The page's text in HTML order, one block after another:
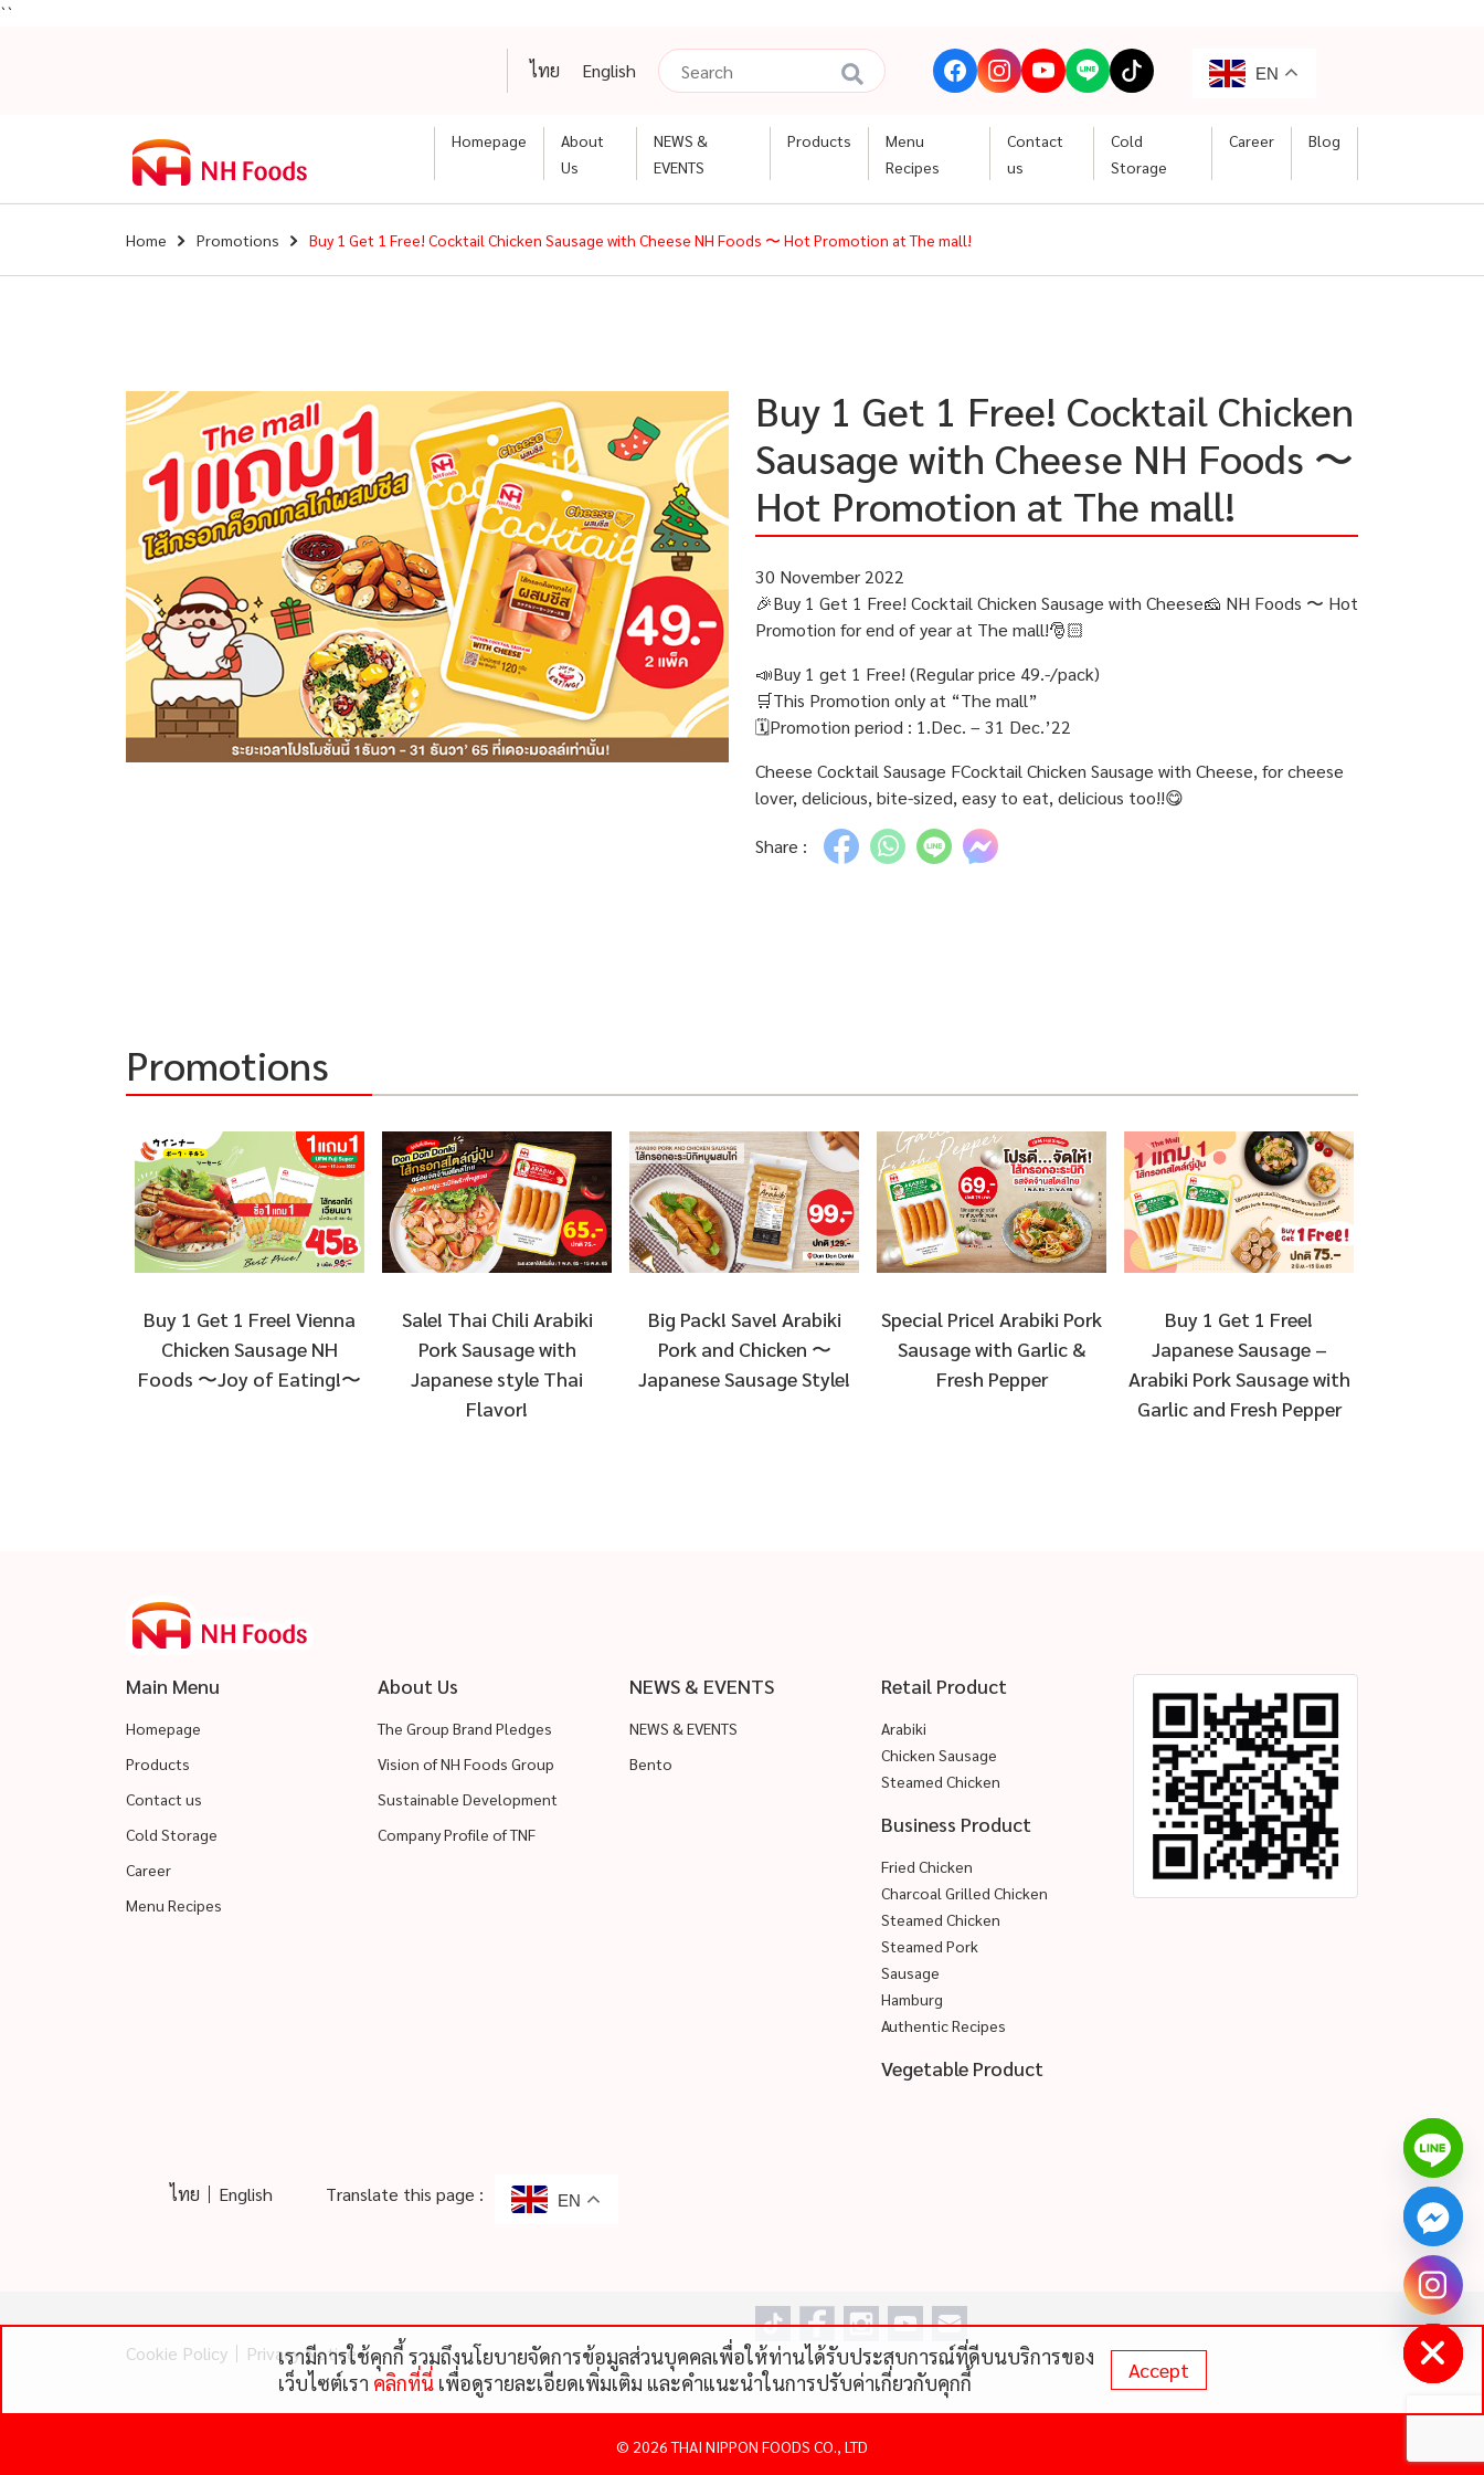
``
ไทย English EN
Homepage
About
Us
NEWS &
EVENTS
Products
Menu
Recipes
Contact
us
Cold
Storage
Career Blog
Home Promotions Buy 1 Get 1 Free! Cocktail Chicken Sausage with Cheese NH Foods 〜 Hot Promotion at The mall!
Buy 1 Get 1 Free! Cocktail Chicken
Sausage with Cheese NH Foods 〜
Hot Promotion at The mall!
30 November 2022
🎉Buy 1 Get 1 Free! Cocktail Chicken Sausage with Cheese🧀 NH Foods 〜 Hot
Promotion for end of year at The mall!🎅🏻
📣Buy 1 get 1 Free! (Regular price 49.-/pack)
🛒This Promotion only at “The mall”
🗓Promotion period : 1.Dec. – 31 Dec.’22
Cheese Cocktail Sausage FCocktail Chicken Sausage with Cheese, for cheese
lover, delicious, bite-sized, easy to eat, delicious too!!😋
Share :
Promotions
Buy 1 Get 1 Free! Vienna
Chicken Sausage NH
Foods 〜Joy of Eating!〜
Sale! Thai Chili Arabiki
Pork Sausage with
Japanese style Thai
Flavor!
Big Pack! Save! Arabiki
Pork and Chicken 〜
Japanese Sausage Style!
Special Price! Arabiki Pork
Sausage with Garlic &
Fresh Pepper
Buy 1 Get 1 Free!
Japanese Sausage –
Arabiki Pork Sausage with
Garlic and Fresh Pepper
Main Menu
Homepage
Products
Contact us
Cold Storage
Career
Menu Recipes
About Us
The Group Brand Pledges
Vision of NH Foods Group
Sustainable Development
Company Profile of TNF
NEWS & EVENTS
NEWS & EVENTS
Bento
Retail Product
Arabiki
Chicken Sausage
Steamed Chicken
Business Product
Fried Chicken
Charcoal Grilled Chicken
Steamed Chicken
Steamed Pork
Sausage
Hamburg
Authentic Recipes
Vegetable Product
ไทย English Translate this page : EN
Cookie Policy Privacy Notice
© 2026 THAI NIPPON FOODS CO., LTD
เรามีการใช้คุกกี้ รวมถึงนโยบายจัดการข้อมูลส่วนบุคคลเพื่อให้ท่านได้รับประสบการณ์ที่ดีบนบริการของ
เว็บไซต์เรา คลิกที่นี่เพื่อดูรายละเอียดเพิ่มเติม และคําแนะนําในการปรับค่าเกี่ยวกับคุกกี้
Accept
Hide
chaty